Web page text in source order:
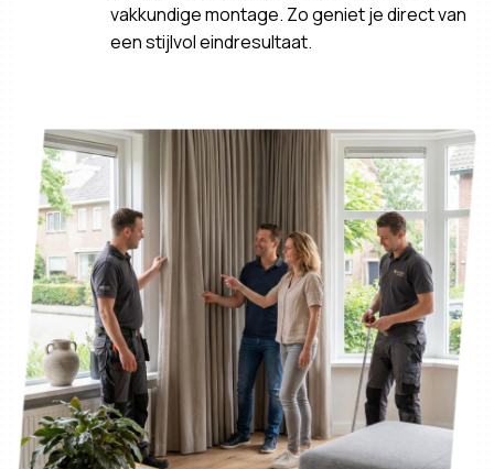
vakkundige montage. Zo geniet je direct van
een stijlvol eindresultaat.